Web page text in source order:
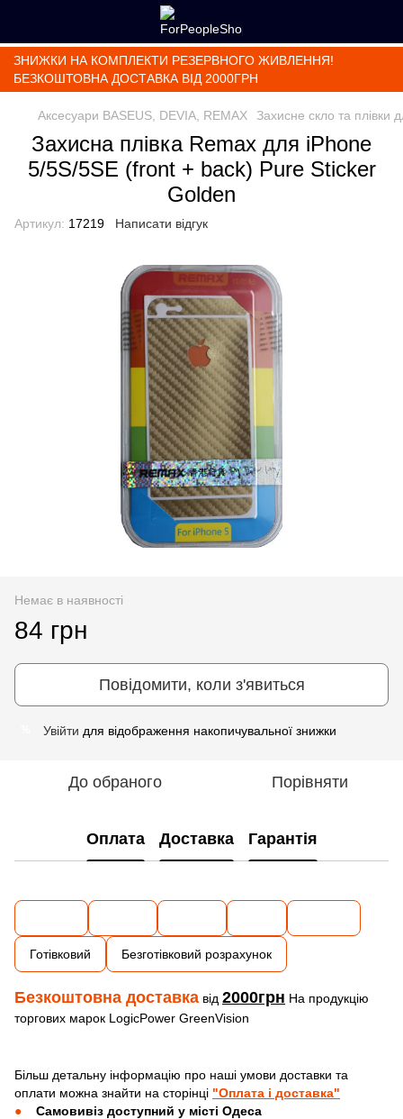
ЗНИЖКИ НА КОМПЛЕКТИ РЕЗЕРВНОГО ЖИВЛЕННЯ!
БЕЗКОШТОВНА ДОСТАВКА ВІД 2000ГРН
Аксесуари BASEUS, DEVIA, REMAX Захисне скло та плівки
Захисна плівка Remax для iPhone
5/5S/5SE (front + back) Pure Sticker
Golden
Артикул: 17219 Написати відгук
Немає в наявності
84 грн
Повідомити, коли з'явиться
Увійти для відображення накопичувальної знижки
До обраного Порівняти
Оплата Доставка Гарантія
Готівковий Безготівковий розрахунок
Безкоштовна доставка від 2000грн На продукцію
торгових марок LogicPower GreenVision
Більш детальну інформацію про наші умови доставки та
оплати можна знайти на сторінці "Оплата і доставка"
Самовивіз доступний у місті Одеса